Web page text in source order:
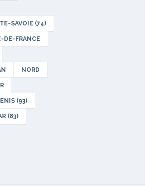
SAVOIE (74)
DE-FRANCE
NORD
(93)
(83)